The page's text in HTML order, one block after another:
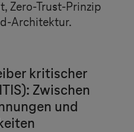
Zero-Trust-Prinzip
Architektur.
kritischer
Zwischen
und